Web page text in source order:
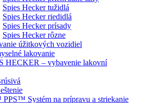
Spies Hecker tužidlá
Spies Hecker riedidlá
Spies Hecker prísady
Spies Hecker rôzne
úžitkových vozidiel
lakovanie
HECKER – vybavenie lakovní
Systém na prípravu a striekanie